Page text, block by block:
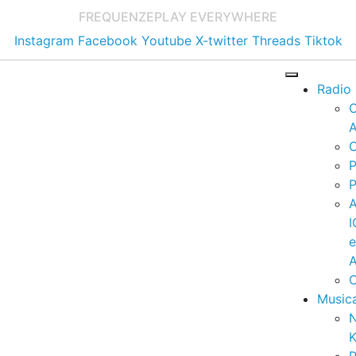
FREQUENZEPLAY EVERYWHERE
Instagram Facebook Youtube X-twitter Threads Tiktok
Radio
e